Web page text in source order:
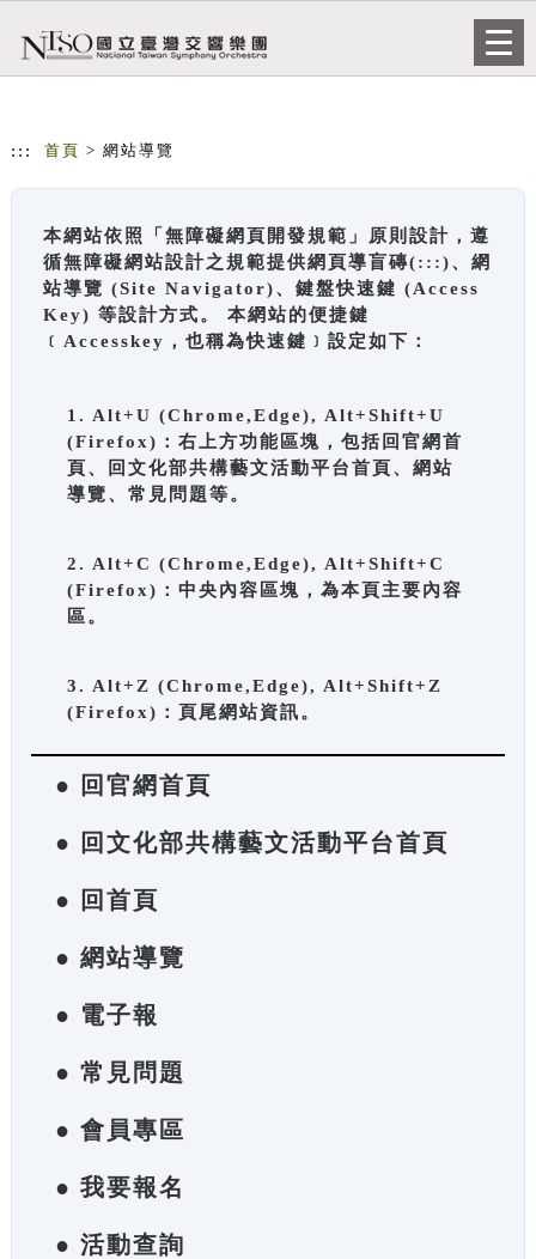
::: 首頁 > 網站導覽
本網站依照「無障礙網頁開發規範」原則設計，遵
循無障礙網站設計之規範提供網頁導盲磚(:::)、網
站導覽 (Site Navigator)、鍵盤快速鍵 (Access
Key) 等設計方式。 本網站的便捷鍵
﹝Accesskey，也稱為快速鍵﹞設定如下：
1. Alt+U (Chrome,Edge), Alt+Shift+U
(Firefox)：右上方功能區塊，包括回官網首
頁、回文化部共構藝文活動平台首頁、網站
導覽、常見問題等。
2. Alt+C (Chrome,Edge), Alt+Shift+C
(Firefox)：中央內容區塊，為本頁主要內容
區。
3. Alt+Z (Chrome,Edge), Alt+Shift+Z
(Firefox)：頁尾網站資訊。
● 回官網首頁
● 回文化部共構藝文活動平台首頁
● 回首頁
● 網站導覽
● 電子報
● 常見問題
● 會員專區
● 我要報名
● 活動查詢